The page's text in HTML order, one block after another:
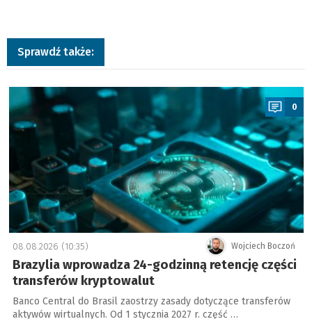
Sprawdź także:
a
0
Wojciech Boczoń
08.08.2026 (10:35)
Brazylia wprowadza 24-godzinną retencję części
transferów kryptowalut
Banco Central do Brasil zaostrzy zasady dotyczące transferów
aktywów wirtualnych. Od 1 stycznia 2027 r. część …